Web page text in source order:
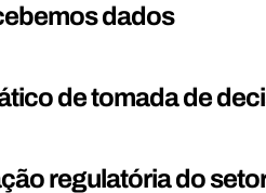
dados
de tomada de
regulatória do